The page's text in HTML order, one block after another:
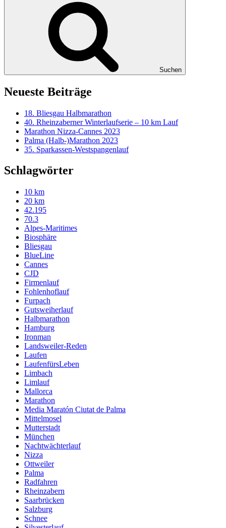
Suchen
Neueste Beiträge
18. Bliesgau Halbmarathon
40. Rheinzaberner Winterlaufserie – 10 km Lauf
Marathon Nizza-Cannes 2023
Palma (Halb-)Marathon 2023
35. Sparkassen-Westspangenlauf
Schlagwörter
10 km
20 km
42.195
70.3
Alpes-Maritimes
Biosphäre
Bliesgau
BlueLine
Cannes
CJD
Firmenlauf
Fohlenhoflauf
Furpach
Gutsweiherlauf
Halbmarathon
Hamburg
Ironman
Landsweiler-Reden
Laufen
LaufenfürsLeben
Limbach
Limlauf
Mallorca
Marathon
Media Maratón Ciutat de Palma
Mittelmosel
Mutterstadt
München
Nachtwächterlauf
Nizza
Ottweiler
Palma
Radfahren
Rheinzabern
Saarbrücken
Salzburg
Schnee